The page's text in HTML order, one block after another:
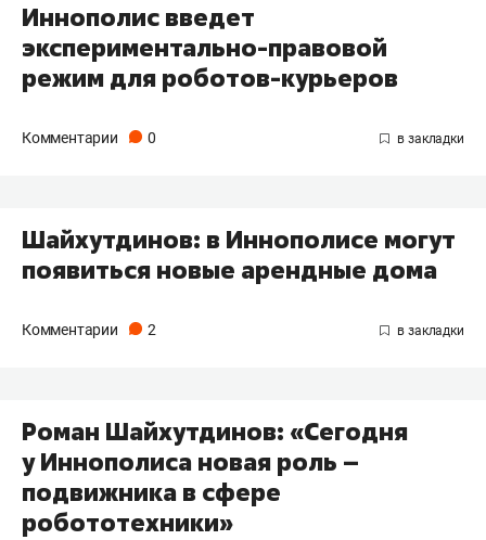
Иннополис введет
экспериментально-правовой
режим для роботов-курьеров
Комментарии 0
Шайхутдинов: в Иннополисе могут
появиться новые арендные дома
Комментарии 2
Роман Шайхутдинов: «Сегодня
у Иннополиса новая роль –
подвижника в сфере
робототехники»